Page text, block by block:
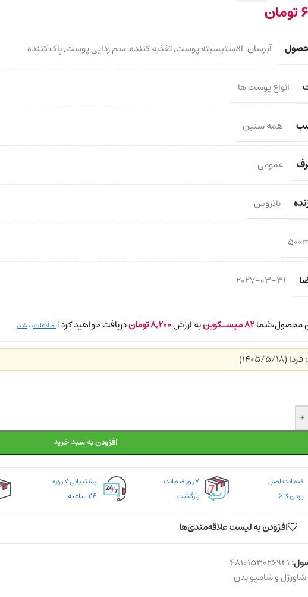
تومان
آبرسان,الاستیسیته پوست,تغذیه کننده,سم زدایی پوست,پاک کننده
انواع پوست ها
همه سنین
عمومی
بلاروس
2027-03-31
محصول،شما82میسـکوینبه ارزش8,200توماندریافت خواهید کرد! اطلاعات بیشتر
5/18)
+
افزودن به سبد خرید
ضمانت اصل
بودن کالا
۷ روز ضمانت
بازگشت
پشتیبانی ۷ روزه
۲۴ ساعته
افزودن به لیست علاقه‌مندی‌ها
4810153026941
شاورژل و شامپو بدن